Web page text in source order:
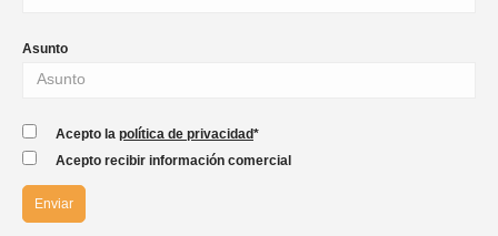
Asunto
Acepto la política de privacidad*
Acepto recibir información comercial